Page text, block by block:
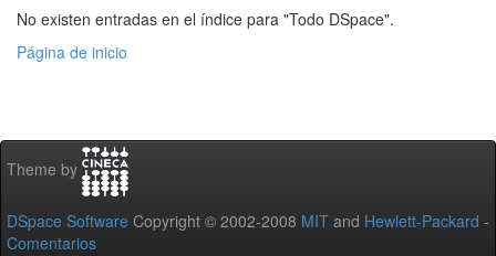
No existen entradas en el índice para "Todo DSpace".
Página de inicio
Theme by
DSpace Software Copyright © 2002-2008 MIT and Hewlett-Packard -
Comentarios